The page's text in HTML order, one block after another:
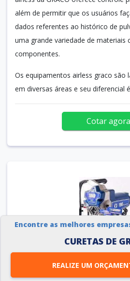
Encontre as melhores
CURETAS DE
além de permitir que os usuários
dados referentes ao histórico de
uma grande variedade de materiais
componentes.
Os equipamentos airless graco são
em diversas áreas e seu diferencial
Cotar agora
MÁQUINA DE PINTURA
GRACO